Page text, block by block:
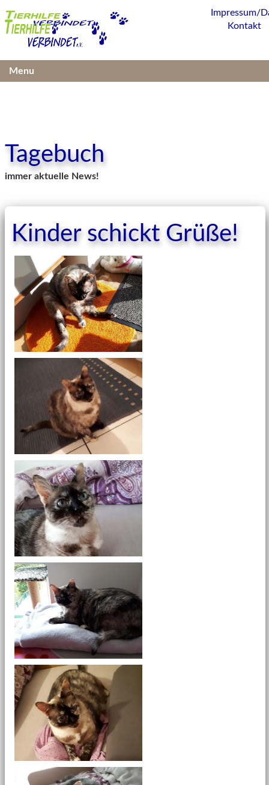
Tagebuch
immer aktuelle News!
Kinder schickt Grüße!
Impressum/
Kontakt
Menu